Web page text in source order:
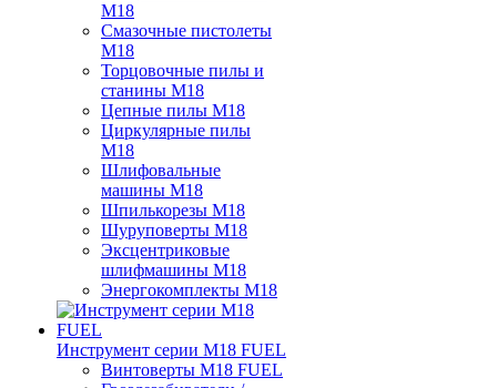
M18
Смазочные пистолеты
M18
Торцовочные пилы и
станины M18
Цепные пилы M18
Циркулярные пилы
M18
Шлифовальные
машины M18
Шпилькорезы M18
Шуруповерты M18
Эксцентриковые
шлифмашины M18
Энергокомплекты M18
Инструмент серии M18 FUEL
Винтоверты M18 FUEL